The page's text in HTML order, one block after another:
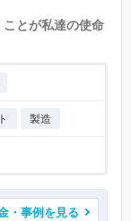
とが私達の使命
製造
・事例を見る